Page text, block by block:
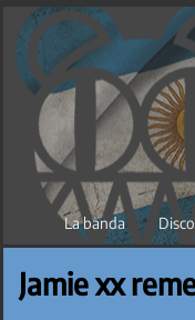
Saltar
contenido
La banda
Jamie xx